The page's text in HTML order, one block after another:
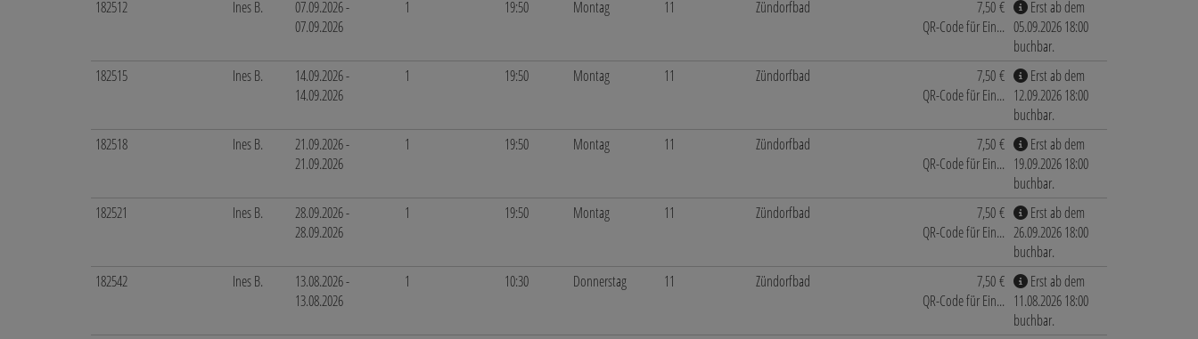
182512
Ines B.
07.09.2026 -
07.09.2026
1 19:50 Montag 11 Zündorfbad
7,50 €
QR-Code für Ein...
Erst ab dem
05.09.2026 18:00
buchbar.
182515
Ines B.
14.09.2026 -
14.09.2026
1 19:50 Montag 11 Zündorfbad
7,50 €
QR-Code für Ein...
Erst ab dem
12.09.2026 18:00
buchbar.
182518
Ines B.
21.09.2026 -
21.09.2026
1 19:50 Montag 11 Zündorfbad
7,50 €
QR-Code für Ein...
Erst ab dem
19.09.2026 18:00
buchbar.
182521
Ines B.
28.09.2026 -
28.09.2026
1 19:50 Montag 11 Zündorfbad
7,50 €
QR-Code für Ein...
Erst ab dem
26.09.2026 18:00
buchbar.
182542
Ines B.
13.08.2026 -
13.08.2026
1 10:30 Donnerstag 11 Zündorfbad
7,50 €
QR-Code für Ein...
Erst ab dem
11.08.2026 18:00
buchbar.